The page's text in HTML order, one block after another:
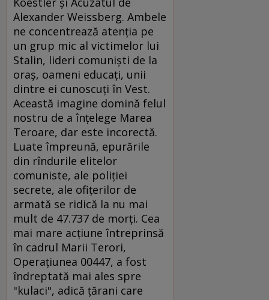
Alexander Weissberg. Ambele
ne concentrează atenţia pe
un grup mic al victimelor lui
Stalin, lideri comunişti de la
oraş, oameni educaţi, unii
dintre ei cunoscuţi în Vest.
Această imagine domină felul
nostru de a înţelege Marea
Teroare, dar este incorectă.
Luate împreună, epurările
din rîndurile elitelor
comuniste, ale poliţiei
secrete, ale ofiţerilor de
armată se ridică la nu mai
mult de 47.737 de morţi. Cea
mai mare acţiune întreprinsă
în cadrul Marii Terori,
Operaţiunea 00447, a fost
îndreptată mai ales spre
"kulaci", adică ţărani care